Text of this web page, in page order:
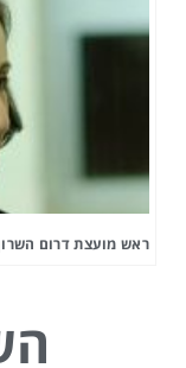
ראש מועצת דרום